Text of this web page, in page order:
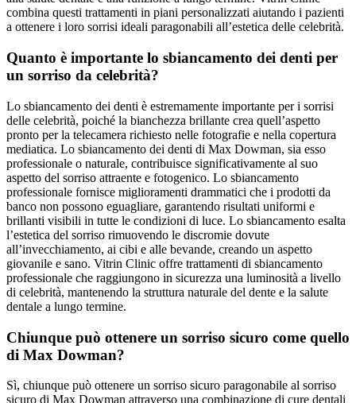
combina questi trattamenti in piani personalizzati aiutando i pazienti
a ottenere i loro sorrisi ideali paragonabili all’estetica delle celebrità.
Quanto è importante lo sbiancamento dei denti per
un sorriso da celebrità?
Lo sbiancamento dei denti è estremamente importante per i sorrisi
delle celebrità, poiché la bianchezza brillante crea quell’aspetto
pronto per la telecamera richiesto nelle fotografie e nella copertura
mediatica. Lo sbiancamento dei denti di Max Dowman, sia esso
professionale o naturale, contribuisce significativamente al suo
aspetto del sorriso attraente e fotogenico. Lo sbiancamento
professionale fornisce miglioramenti drammatici che i prodotti da
banco non possono eguagliare, garantendo risultati uniformi e
brillanti visibili in tutte le condizioni di luce. Lo sbiancamento esalta
l’estetica del sorriso rimuovendo le discromie dovute
all’invecchiamento, ai cibi e alle bevande, creando un aspetto
giovanile e sano. Vitrin Clinic offre trattamenti di sbiancamento
professionale che raggiungono in sicurezza una luminosità a livello
di celebrità, mantenendo la struttura naturale del dente e la salute
dentale a lungo termine.
Chiunque può ottenere un sorriso sicuro come quello
di Max Dowman?
Sì, chiunque può ottenere un sorriso sicuro paragonabile al sorriso
sicuro di Max Dowman attraverso una combinazione di cure dentali